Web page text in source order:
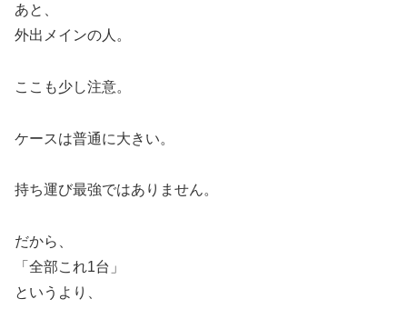
あと、
外出メインの人。
ここも少し注意。
ケースは普通に大きい。
持ち運び最強ではありません。
だから、
「全部これ1台」
というより、